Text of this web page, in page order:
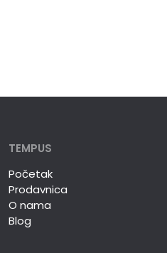
TEMPUS
Početak
Prodavnica
O nama
Blog